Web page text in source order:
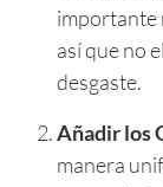
importante
así que no
desgaste.
Añadir los
manera